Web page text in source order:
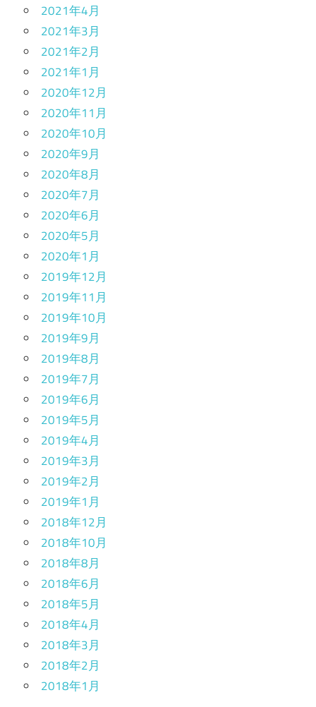
2021年4月
2021年3月
2021年2月
2021年1月
2020年12月
2020年11月
2020年10月
2020年9月
2020年8月
2020年7月
2020年6月
2020年5月
2020年1月
2019年12月
2019年11月
2019年10月
2019年9月
2019年8月
2019年7月
2019年6月
2019年5月
2019年4月
2019年3月
2019年2月
2019年1月
2018年12月
2018年10月
2018年8月
2018年6月
2018年5月
2018年4月
2018年3月
2018年2月
2018年1月